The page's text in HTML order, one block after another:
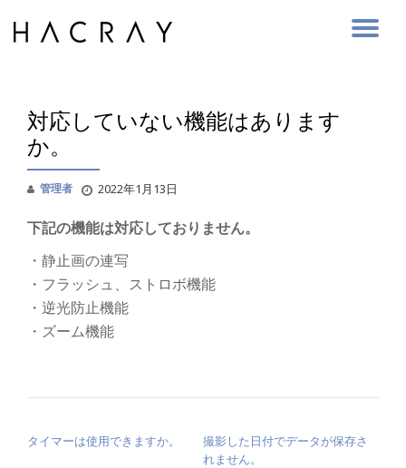
Skip
対応していない機能はあります
か。
管理者 2022年1月13日
下記の機能は対応しておりません。
・静止画の連写
・フラッシュ、ストロボ機能
・逆光防止機能
・ズーム機能
タイマーは使用できますか。
撮影した日付でデータが保存さ
れません。